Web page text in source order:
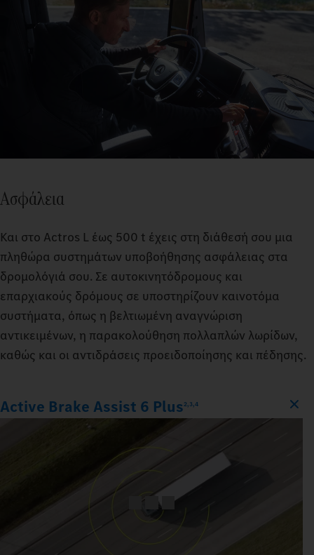
Ασφάλεια
Και στο Actros L έως 500 t έχεις στη διάθεσή σου μια
πληθώρα συστημάτων υποβοήθησης ασφάλειας στα
δρομολόγιά σου. Σε αυτοκινητόδρομους και
επαρχιακούς δρόμους σε υποστηρίζουν καινοτόμα
συστήματα, όπως η βελτιωμένη αναγνώριση
αντικειμένων, η παρακολούθηση πολλαπλών λωρίδων,
καθώς και οι αντιδράσεις προειδοποίησης και πέδησης.
Active Brake Assist 6 Plus2,3,4